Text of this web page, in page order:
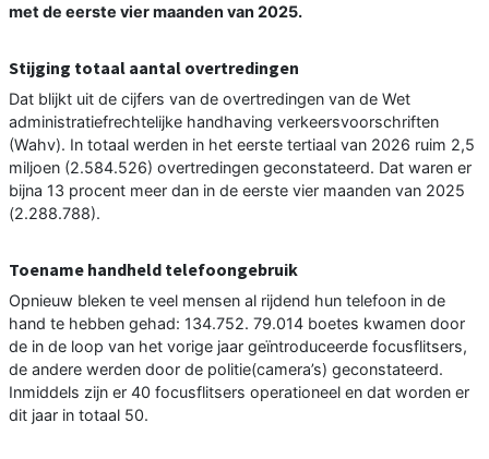
met de eerste vier maanden van 2025.
Stijging totaal aantal overtredingen
Dat blijkt uit de cijfers van de overtredingen van de Wet
administratiefrechtelijke handhaving verkeersvoorschriften
(Wahv). In totaal werden in het eerste tertiaal van 2026 ruim 2,5
miljoen (2.584.526) overtredingen geconstateerd. Dat waren er
bijna 13 procent meer dan in de eerste vier maanden van 2025
(2.288.788).
Toename handheld telefoongebruik
Opnieuw bleken te veel mensen al rijdend hun telefoon in de
hand te hebben gehad: 134.752. 79.014 boetes kwamen door
de in de loop van het vorige jaar geïntroduceerde focusflitsers,
de andere werden door de politie(camera’s) geconstateerd.
Inmiddels zijn er 40 focusflitsers operationeel en dat worden er
dit jaar in totaal 50.